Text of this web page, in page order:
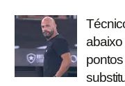
abaixo